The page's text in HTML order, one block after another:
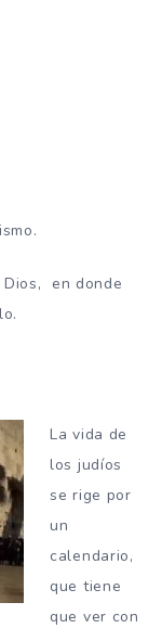
en donde
La vida de
los judíos
se rige por
un
calendario,
que tiene
que ver con